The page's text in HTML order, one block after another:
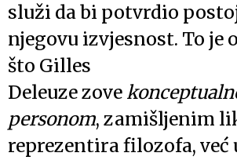
služi da bi potvrdio
njegovu izvjesnost. To je
što Gilles
Deleuze zove
personom, zamišljenim
reprezentira filozofa, već